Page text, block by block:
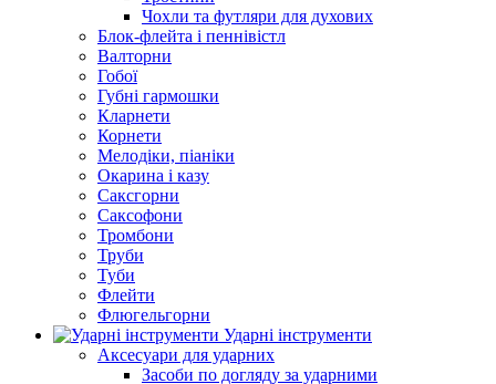
Чохли та футляри для духових
Блок-флейта і пеннівістл
Валторни
Гобої
Губні гармошки
Кларнети
Корнети
Мелодіки, піаніки
Окарина і казу
Саксгорни
Саксофони
Тромбони
Труби
Туби
Флейти
Флюгельгорни
Ударні інструменти
Аксесуари для ударних
Засоби по догляду за ударними